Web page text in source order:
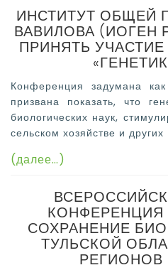
ИНСТИТУТ ОБЩЕЙ
ВАВИЛОВА (ИОГЕН
ПРИНЯТЬ
Конференция задумана
призвана показать, что
биологических наук,
сельском хозяйстве и
(далее…)
КОНФЕРЕНЦИЯ
СОХРАНЕНИЕ
ТУЛЬСКОЙ
РЕГИОНОВ